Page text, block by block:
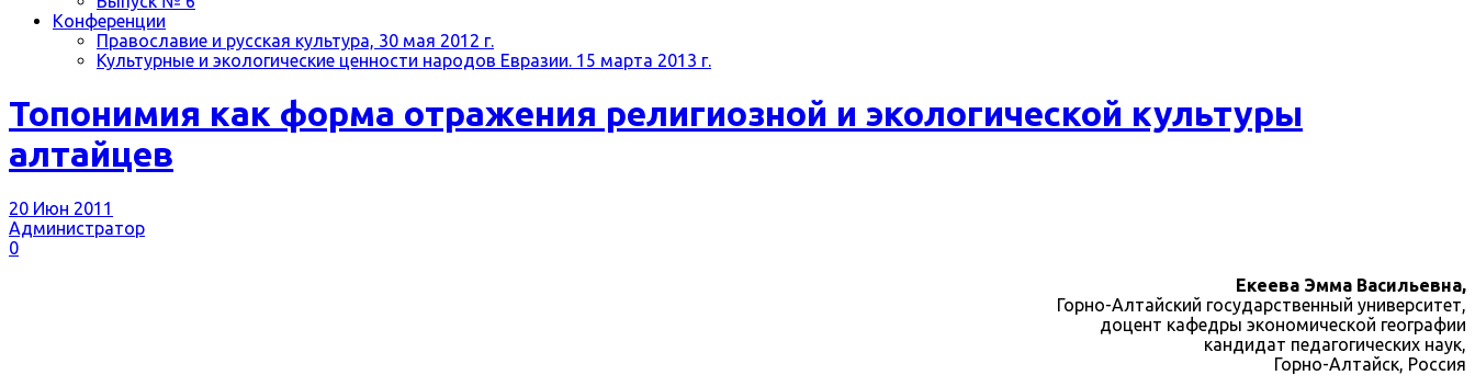
Конференции
Православие и русская культура, 30 мая 2012 г.
Культурные и экологические ценности народов Евразии. 15 марта 2013 г.
Топонимия как форма отражения религиозной и экологической культуры
алтайцев
20 Июн 2011
Администратор
0
Екеева Эмма Васильевна,
Горно-Алтайский государственный университет,
доцент кафедры экономической географии
кандидат педагогических наук,
Горно-Алтайск, Россия